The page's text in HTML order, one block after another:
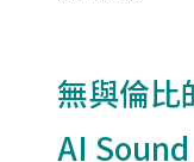
無與倫比
AI